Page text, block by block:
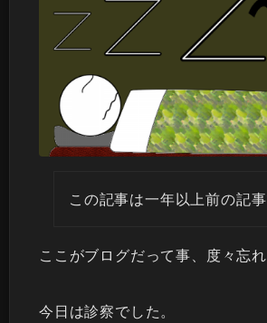
この記事は一年以上前の記事
ここがブログだって事、度々忘
今日は診察でした。